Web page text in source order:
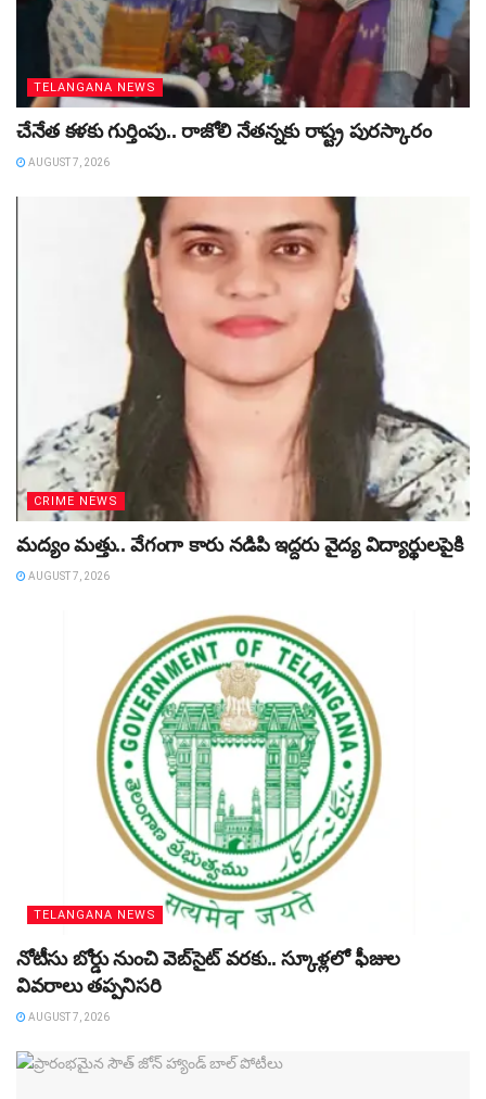
TELANGANA NEWS
చేనేత కళకు గుర్తింపు.. రాజోలి నేతన్నకు రాష్ట్ర పురస్కారం
AUGUST 7, 2026
CRIME NEWS
మద్యం మత్తు.. వేగంగా కారు నడిపి ఇద్దరు వైద్య విద్యార్థులపైకి
AUGUST 7, 2026
TELANGANA NEWS
నోటీసు బోర్డు నుంచి వెబ్‌సైట్‌ వరకు.. స్కూళ్లలో ఫీజుల
వివరాలు తప్పనిసరి
AUGUST 7, 2026